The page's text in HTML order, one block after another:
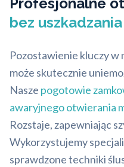
bez
Pozostawienie kluczy w
może skutecznie
Nasze pogotowie
awaryjnego otwierania
Rozstaje, zapewniając
Wykorzystujemy
sprawdzone techniki